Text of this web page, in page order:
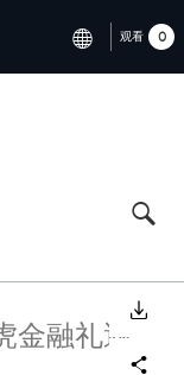
FRANCE (FRANÇAIS)
观看 0
LinkedIn Share
金融礼遇